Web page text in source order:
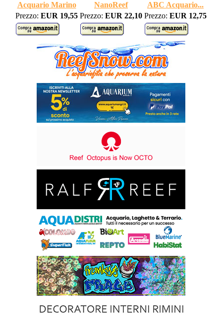
Acquario Marino NanoReef
ABC Acquario...
Prezzo: EUR 19,55 Prezzo: EUR 22,10 Prezzo: EUR 12,75